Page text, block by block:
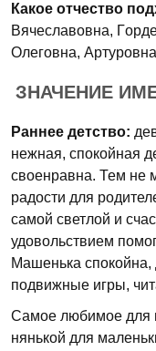
Какое отчество
Вячеславовна,
Олеговна,
ЗНАЧЕНИЕ
Раннее детство:
нежная, спокойная
своенравна. Тем не
радости для
самой светлой и
удовольствием
Машенька
подвижные игры,
Самое любимое для
нянькой для